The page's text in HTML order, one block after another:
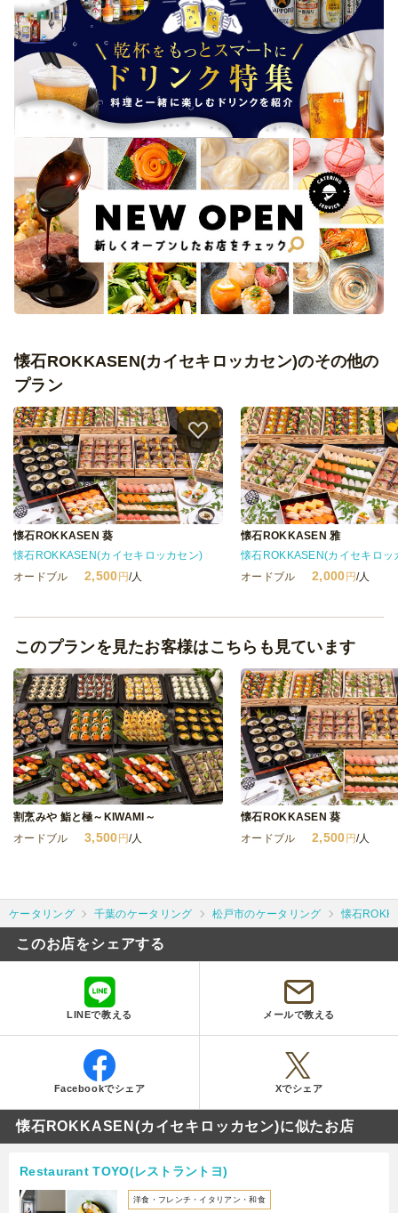
懐石ROKKASEN(カイセキロッカセン)のその他の
プラン
懐石ROKKASEN 葵
懐石ROKKASEN(カイセキロッカセン)
オードブル
2,500 円/人
懐石ROKKASEN 雅
懐石ROKKASEN(カイセキロッ
オードブル
2,000 円/人
このプランを見たお客様はこちらも見ています
割烹みや 鮨と極～KIWAMI～
オードブル
3,500円/人
懐石ROKKASEN 葵
オードブル
2,500円/人
ケータリング 千葉のケータリング 松戸市のケータリング 懐石
このお店をシェアする
LINEで教える メールで教える
Facebookでシェア Xでシェア
懐石ROKKASEN(カイセキロッカセン)に似たお店
Restaurant TOYO(レストラントヨ)
洋食・フレンチ・イタリアン・和食